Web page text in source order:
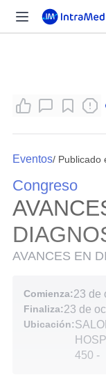
Eventos/ Publicado
Congreso
AVANCES EN
Comienza:23 de
Finaliza:23 de
Ubicación:
450 -